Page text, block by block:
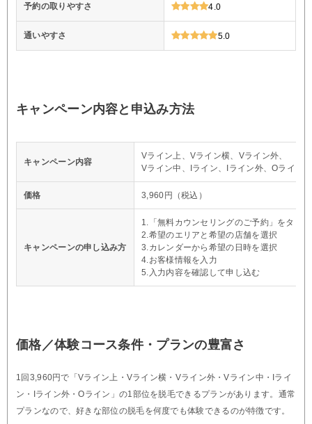
予約の取りやすさ 4.0
通いやすさ 5.0
キャンペーン内容と申込み方法
キャンペーン内容
Vライン上、Vライン横、Vライン外、
Vライン中、Iライン、Iライン外、Oライン
価格 3,960円（税込）
キャンペーンの申し込み方
1.「無料カウンセリングのご予約」をタップ
2.希望のエリアと希望の店舗を選択
3.カレンダーから希望の日時を選択
4.お客様情報を入力
5.入力内容を確認して申し込む
価格／体験コース条件・プランの豊富さ
1回3,960円で「Vライン上・Vライン横・Vライン外・Vライン中・Iライ
ン・Iライン外・Oライン」の1部位を脱毛できるプランがあります。通常
プランなので、好きな部位の脱毛を何度でも体験できるのが特徴です。